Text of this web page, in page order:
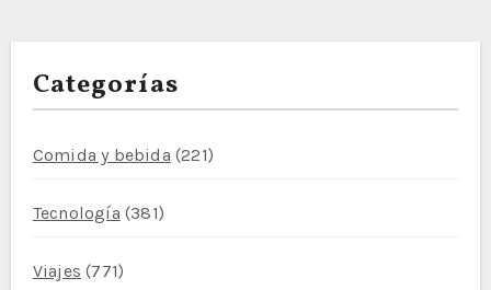
Categorías
Comida y bebida (221)
Tecnología (381)
Viajes (771)